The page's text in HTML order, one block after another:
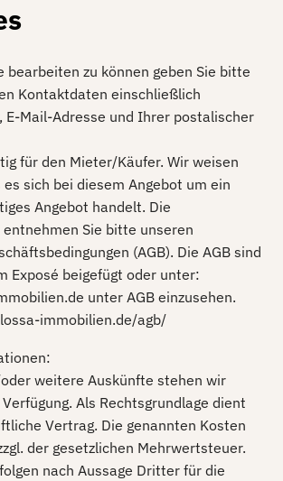
bearbeiten zu können geben Sie bitte
Kontaktdaten einschließlich
E-Mail-Adresse und Ihrer postalischer
für den Mieter/Käufer. Wir weisen
sich bei diesem Angebot um ein
Angebot handelt. Die
Sie bitte unseren
(AGB). Die AGB sind
Exposé beigefügt oder unter:
unter AGB einzusehen.
immobilien.de/agb/
weitere Auskünfte stehen wir
Als Rechtsgrundlage dient
Vertrag. Die genannten Kosten
der gesetzlichen Mehrwertsteuer.
nach Aussage Dritter für die